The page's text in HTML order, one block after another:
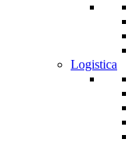
Logistica